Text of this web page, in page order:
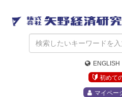
ENGLISH
初めて
マイペー